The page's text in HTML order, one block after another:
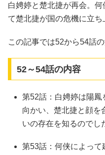
白娉婷と楚北捷が再会。
て楚北捷が国の危機に立ち
この記事では52から54話
52～54話の内容
第52話：白娉婷は陽
向かい、楚北捷と顔を
いの存在を知るのでし
第53話：何侠によっ